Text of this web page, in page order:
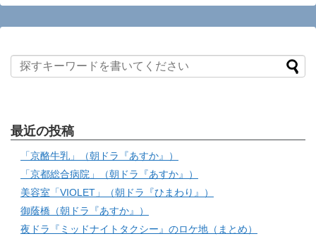
最近の投稿
「京酪牛乳」（朝ドラ『あすか』）
「京都総合病院」（朝ドラ『あすか』）
美容室「VIOLET」（朝ドラ『ひまわり』）
御蔭橋（朝ドラ『あすか』）
夜ドラ『ミッドナイトタクシー』のロケ地（まとめ）